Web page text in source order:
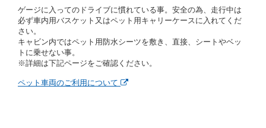
当社は、借受人又は運転者が前3項に従わない場合
は、貸渡契約の締結を拒絶するとともに、予約を取消
申込金等の扱いについては、第4条第5項を適用するも
のとします。
第８条（貸渡契約の締結の拒絶）
借受人（運転者）が次の各号のいずれかに該当すると
ゲージに入ってのドライブに慣れている事。安全の為、走行中は
必ず車内用バスケット又はペット用キャリーケースに入れてくだ
さい。
キャビン内ではペット用防水シーツを敷き、直接、シートやベッ
トに乗せない事。
※詳細は下記ページをご確認ください。
ペット車両のご利用について